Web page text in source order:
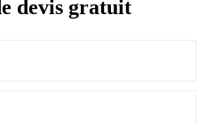
devis gratuit